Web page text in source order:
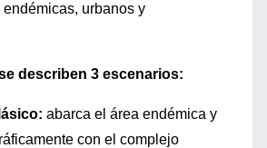
endémicas, urbanos y
describen 3 escenarios:
abarca el área endémica y
con el complejo